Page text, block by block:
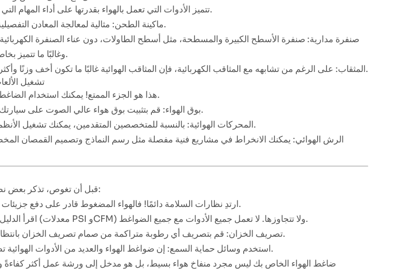
تتميز الأدوات التي تعمل بالهواء بقدرتها على أداء المهام التي تتطلب طاقة مستدامة.
ماكينة الطحن: مثالية لمعالجة المعادن التفصيلية، والتقطيع، والتلميع.
صنفرة مدارية: صنفرة الأسطح الكبيرة والمسطحة، مثل أسطح الطاولات، دون عناء الصنفرة
وغالبًا ما تتميز بخاصية شفط غبار أفضل.
المثقاب: على الرغم من تشابهه مع المثاقب الكهربائية، فإن المثاقب الهوائية غالبًا ما تكون أخف وزنًا وأكثر توازناً للعمل العلوي.
6. تشغيل
هذا هو الجزء الممتع! يمكنك استخدام الضاغط لأكثر من مجرد العمل.
بوق الهواء: قم بتثبيت بوق هواء عالي الصوت على سيارتك أو شاحنتك أو قاربك.
المحركات الهوائية: بالنسبة للمتخصصين المتقدمين، يمكنك تشغيل الأنظمة الآلية أو الروبوتات.
الرش الهوائي: يمكنك الانخراط في مشاريع فنية مفصلة مثل رسم النماذج وتصميم القمصان
قبل أن تغوص، تذكر بعض نصائح السلامة الأساسية:
ارتدِ نظارات السلامة دائمًا! فالهواء المضغوط قادر على دفع جزيئات صغيرة بسرعة عالية.
اقرأ الدليل: افهم سعة ضاغطك (معدلات PSI وCFM) ولا تتجاوزها. لا تعمل جميع الأدوات مع جميع الضواغط.
تصريف الخزان: قم بتصريف أي رطوبة متراكمة من صمام تصريف الخزان بانتظام لمنع الصدأ والتآكل.
استخدم وسائل حماية السمع: إن ضواغط الهواء والعديد من الأدوات الهوائية تصدر أصواتًا عالية جدًا.
ضاغط الهواء الخاص بك ليس مجرد منفاخ هواء بسيط، بل هو مدخل إلى ورشة عمل أكثر كفاءةً